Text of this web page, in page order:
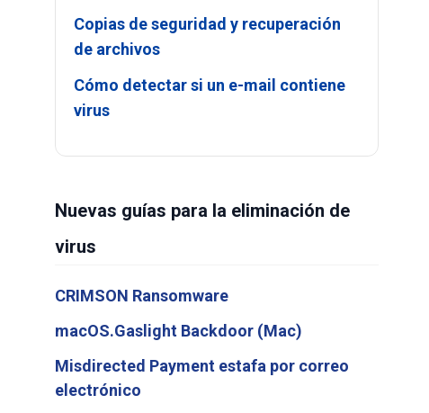
Copias de seguridad y recuperación
de archivos
Cómo detectar si un e-mail contiene
virus
Nuevas guías para la eliminación de
virus
CRIMSON Ransomware
macOS.Gaslight Backdoor (Mac)
Misdirected Payment estafa por correo
electrónico